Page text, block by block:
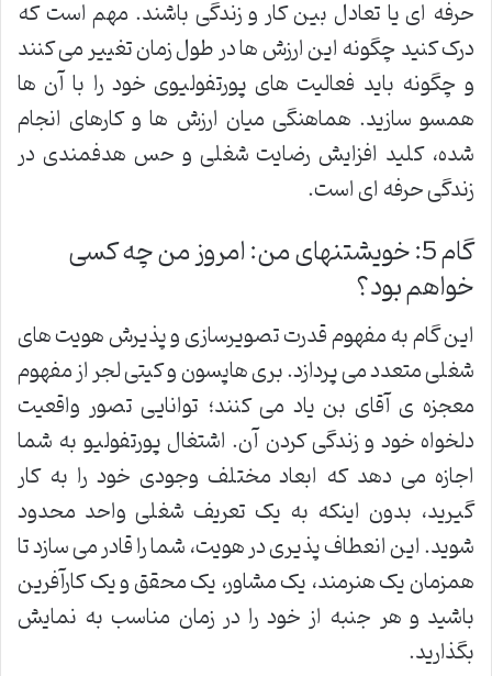
حرفه ای یا تعادل بین کار و زندگی باشند. مهم است که
درک کنید چگونه این ارزش ها در طول زمان تغییر می کنند
و چگونه باید فعالیت های پورتفولیوی خود را با آن ها
همسو سازید. هماهنگی میان ارزش ها و کارهای انجام
شده، کلید افزایش رضایت شغلی و حس هدفمندی در
زندگی حرفه ای است.
گام 5: خویشتنهای من: امروز من چه کسی
خواهم بود؟
این گام به مفهوم قدرت تصویرسازی و پذیرش هویت های
شغلی متعدد می پردازد. بری هاپسون و کیتی لجر از مفهوم
معجزه ی آقای بن یاد می کنند؛ توانایی تصور واقعیت
دلخواه خود و زندگی کردن آن. اشتغال پورتفولیو به شما
اجازه می دهد که ابعاد مختلف وجودی خود را به کار
گیرید، بدون اینکه به یک تعریف شغلی واحد محدود
شوید. این انعطاف پذیری در هویت، شما را قادر می سازد تا
همزمان یک هنرمند، یک مشاور، یک محقق و یک کارآفرین
باشید و هر جنبه از خود را در زمان مناسب به نمایش
بگذارید.